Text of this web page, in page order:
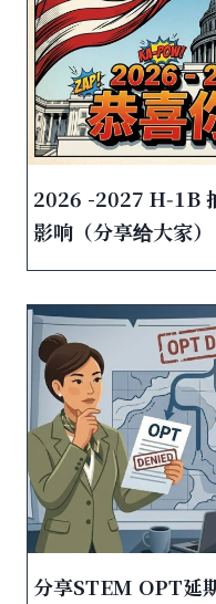
2026 -2027 H‑1B
影响（分享给大家）
分享STEM OPT延